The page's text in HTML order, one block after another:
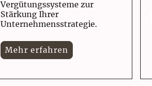
Vergütungssysteme zur
Stärkung Ihrer
Unternehmensstrategie.
Mehr erfahren